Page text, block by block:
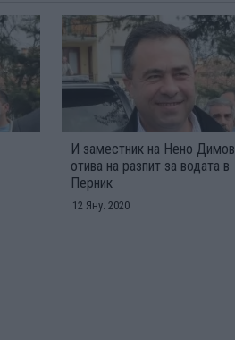
И заместник на Нено Димов
отива на разпит за водата в
Перник
12 Яну. 2020